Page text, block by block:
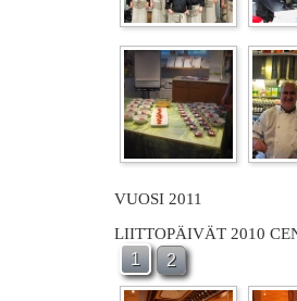
VUOSI 2011
LIITTOPÄIVÄT 2010
1 2